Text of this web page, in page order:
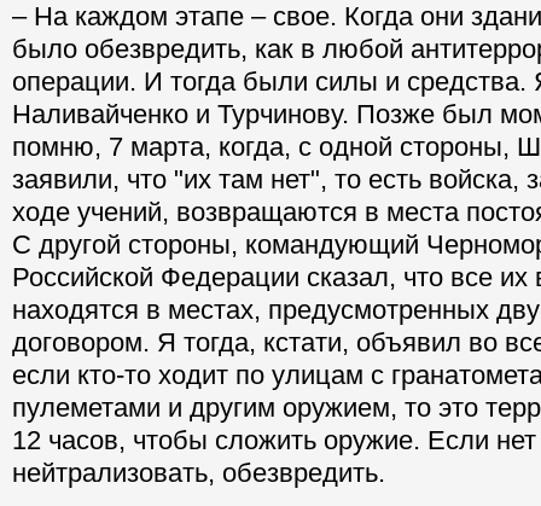
– На каждом этапе – свое. Когда они
было обезвредить, как в любой
операции. И тогда были силы и средства.
Наливайченко и Турчинову. Позже был
помню, 7 марта, когда, с одной стороны,
заявили, что "их там нет", то есть войска,
ходе учений, возвращаются в места
С другой стороны, командующий
Российской Федерации сказал, что все
находятся в местах, предусмотренных
договором. Я тогда, кстати, объявил во
если кто-то ходит по улицам с
пулеметами и другим оружием, то это
12 часов, чтобы сложить оружие. Если нет
нейтрализовать, обезвредить.